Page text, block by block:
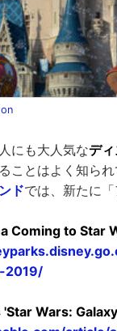
にも大人気なデ
ことはよく知られ
ドでは、新たに
Coming to Star
2019/
Wars: